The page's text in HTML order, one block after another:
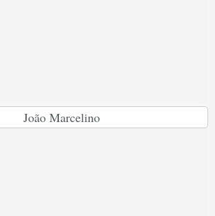
João Marcelino